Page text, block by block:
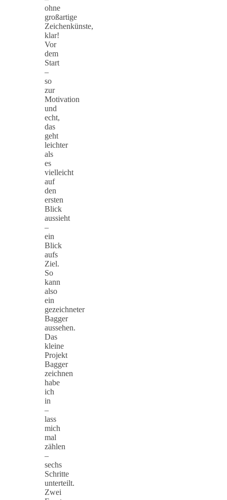
ohne
großartige
Zeichenkünste,
klar!
Vor
dem
Start
–
so
zur
Motivation
und
echt,
das
geht
leichter
als
es
vielleicht
auf
den
ersten
Blick
aussieht
–
ein
Blick
aufs
Ziel.
So
kann
also
ein
gezeichneter
Bagger
aussehen.
Das
kleine
Projekt
Bagger
zeichnen
habe
ich
in
–
lass
mich
mal
zählen
–
sechs
Schritte
unterteilt.
Zwei